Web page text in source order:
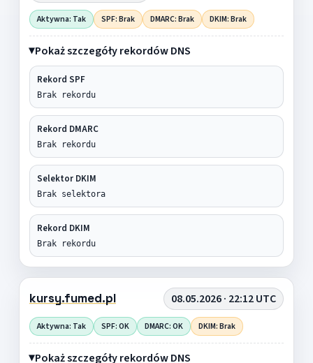
Aktywna: Tak SPF: Brak DMARC: Brak DKIM: Brak
Pokaż szczegóły rekordów DNS
Rekord SPF
Brak rekordu
Rekord DMARC
Brak rekordu
Selektor DKIM
Brak selektora
Rekord DKIM
Brak rekordu
kursy.fumed.pl 08.05.2026 · 22:12 UTC
Aktywna: Tak SPF: OK DMARC: OK DKIM: Brak
Pokaż szczegóły rekordów DNS